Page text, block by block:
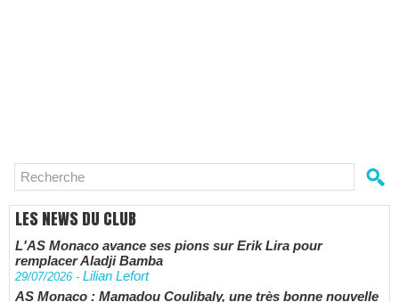
LES NEWS DU CLUB
L'AS Monaco avance ses pions sur Erik Lira pour
remplacer Aladji Bamba
29/07/2026 - Lilian Lefort
AS Monaco : Mamadou Coulibaly, une très bonne nouvelle